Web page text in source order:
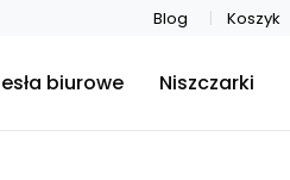
Blog Koszyk
biurowe Niszczarki